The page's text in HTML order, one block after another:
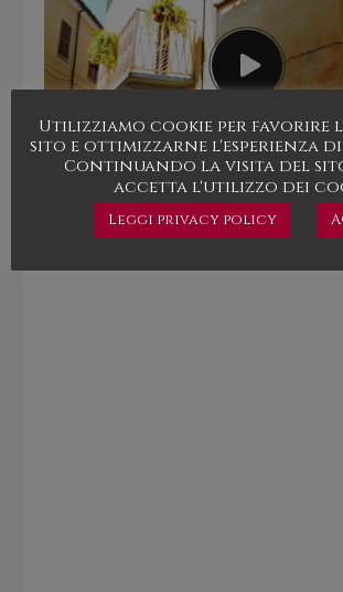
Utilizziamo cookie per favorire
sito e ottimizzarne l'esperienza
Continuando la visita del
accetta l'utilizzo dei
Leggi privacy policy